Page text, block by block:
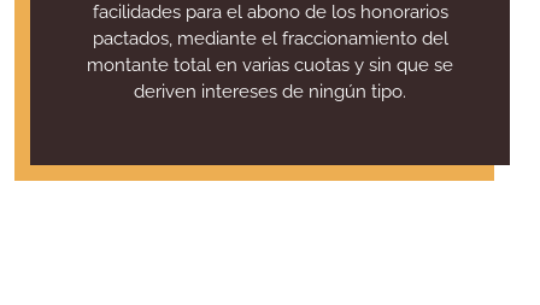
facilidades para el abono de los honorarios
pactados, mediante el fraccionamiento del
montante total en varias cuotas y sin que se
deriven intereses de ningún tipo.